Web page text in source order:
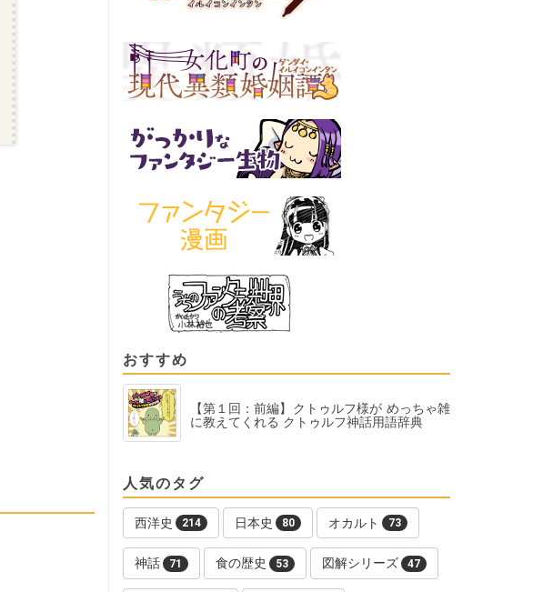
おすすめ
【第１回：前編】クトゥルフ様が めっちゃ雑
に教えてくれる クトゥルフ神話用語辞典
人気のタグ
西洋史 214 日本史 80 オカルト 73
神話 71 食の歴史 53 図解シリーズ 47